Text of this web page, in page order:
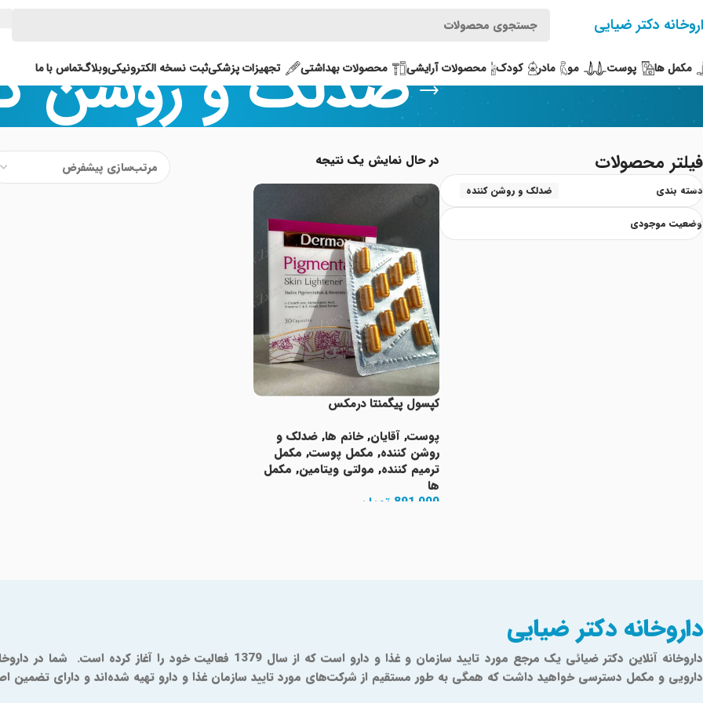
دکتر ضیایی
مکمل ها پوست مو مادر کودک محصولات آرایشی محصولات بهداشتی تجهیزات پزشکیثبت نسخه الکترونیکیوبلاگتماس با ماضدلک و روشن
فیلتر محصولات
دسته بندی ضدلک و روشن کننده
وضعیت موجودی
در حال نمایش یک نتیجه
کپسول پیگمنتا درمکس
پوست, آقایان,خانم ها, ضدلک و
روشن کننده, مکمل پوست, مکمل
ترمیم کننده, مولتی ویتامین, مکمل
ها
891,000 تومان
داروخانه دکتر ضیایی
دارویی و مکمل دسترسی خواهید داشت که همگی به طور مستقیم از شرکت‌های مورد تایید سازمان غذا و دارو تهیه شده‌اند و دارای تضمین